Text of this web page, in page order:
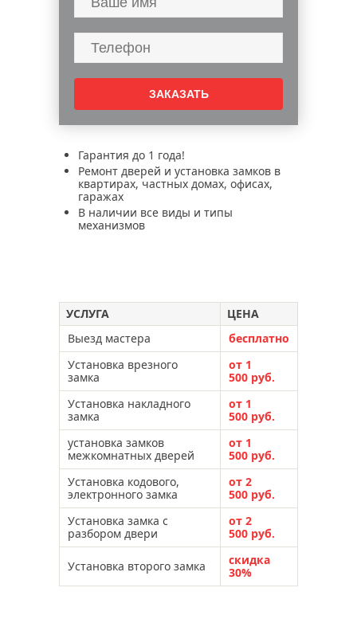
Гарантия до 1 года!
Ремонт дверей и установка замков в
квартирах, частных домах, офисах,
гаражах
В наличии все виды и типы
механизмов
УСЛУГА
ЦЕНА
Выезд мастера
бесплатно
Установка врезного
замка
от 1
500 руб.
Установка накладного
замка
от 1
500 руб.
установка замков
межкомнатных дверей
от 1
500 руб.
Установка кодового,
электронного замка
от 2
500 руб.
Установка замка с
разбором двери
от 2
500 руб.
Установка второго замка
скидка
30%